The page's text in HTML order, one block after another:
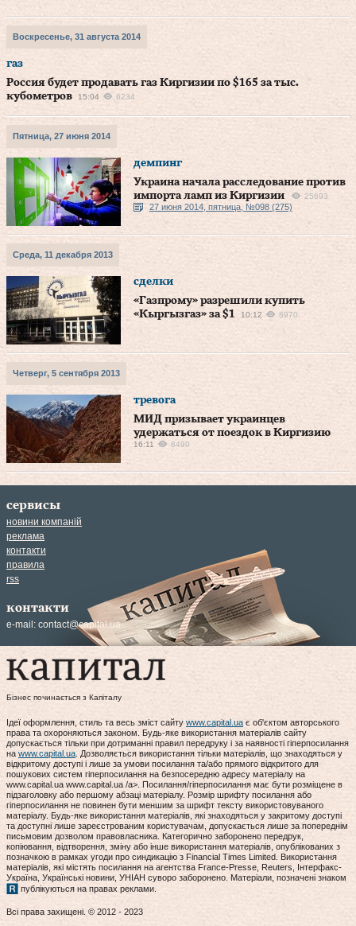
Воскресенье, 31 августа 2014
газ
Россия будет продавать газ Киргизии по $165 за тыс.
кубометров
15:04 6234
Пятница, 27 июня 2014
демпинг
Украина начала расследование против
импорта ламп из Киргизии
25693
27 июня 2014, пятница, №098 (275)
Среда, 11 декабря 2013
сделки
«Газпрому» разрешили купить
«Кыргызгаз» за $1
10:12 8970
Четверг, 5 сентября 2013
тревога
МИД призывает украинцев
удержаться от поездок в Киргизию
16:11 8490
сервисы
новини компаній
реклама
контакти
правила
rss
контакти
e-mail: contact@capital.ua
Бізнес починається з Капіталу
Ідеї оформлення, стиль та весь зміст сайту www.capital.ua є об'єктом авторського
права та охороняються законом. Будь-яке використання матеріалів сайту
допускається тільки при дотриманні правил передруку і за наявності гіперпосилання
на www.capital.ua . Дозволяється використання тільки матеріалів, що знаходяться у
відкритому доступі і лише за умови посилання та/або прямого відкритого для
пошукових систем гіперпосилання на безпосередню адресу матеріалу на
www.capital.ua www.capital.ua /a>. Посилання/гіперпосилання має бути розміщене в
підзаголовку або першому абзаці матеріалу. Розмір шрифту посилання або
гіперпосилання не повинен бути меншим за шрифт тексту використовуваного
матеріалу. Будь-яке використання матеріалів, які знаходяться у закритому доступі
та доступні лише зареєстрованим користувачам, допускається лише за попереднім
письмовим дозволом правовласника. Категорично заборонено передрук,
копіювання, відтворення, зміну або інше використання матеріалів, опублікованих з
позначкою в рамках угоди про синдикацію з Financial Times Limited. Використання
матеріалів, які містять посилання на агентства France-Presse, Reuters, Інтерфакс-
Україна, Українські новини, УНІАН суворо заборонено. Матеріали, позначені знаком
публікуються на правах реклами.
Всі права захищені. © 2012 - 2023